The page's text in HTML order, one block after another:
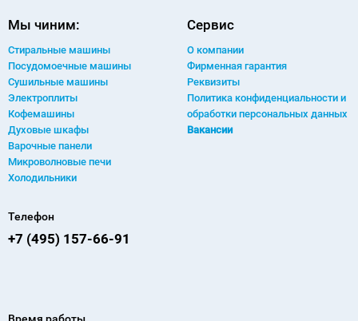
Мы чиним:
Стиральные машины
Посудомоечные машины
Сушильные машины
Электроплиты
Кофемашины
Духовые шкафы
Варочные панели
Микроволновые печи
Холодильники
Сервис
О компании
Фирменная гарантия
Реквизиты
Политика конфиденциальности и
обработки персональных данных
Вакансии
Телефон
+7 (495) 157-66-91